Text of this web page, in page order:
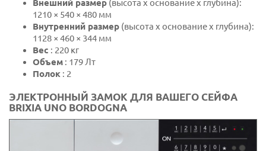
Внешний размер (высота х основание х глубина):
1210 × 540 × 480 мм
Внутренний размер (высота х основание х глубина):
1128 × 460 × 344 мм
Вес : 220 кг
Объем : 179 Лт
Полок : 2
ЭЛЕКТРОННЫЙ ЗАМОК ДЛЯ ВАШЕГО СЕЙФА
BRIXIA UNO BORDOGNA